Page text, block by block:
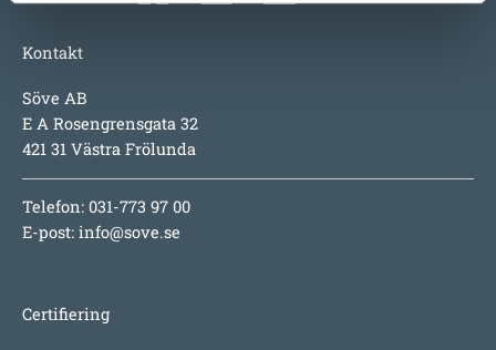
Kontakt
Söve AB
E A Rosengrensgata 32
421 31 Västra Frölunda
Telefon: 031-773 97 00
E-post: info@sove.se
Certifiering